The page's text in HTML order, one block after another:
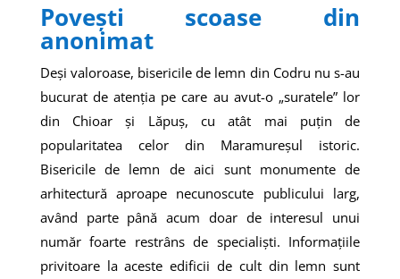
Povești scoase din
anonimat
Deși valoroase, bisericile de lemn din Codru nu s-au
bucurat de atenția pe care au avut-o „suratele” lor
din Chioar și Lăpuș, cu atât mai puțin de
popularitatea celor din Maramureșul istoric.
Bisericile de lemn de aici sunt monumente de
arhitectură aproape necunoscute publicului larg,
având parte până acum doar de interesul unui
număr foarte restrâns de specialiști. Informațiile
privitoare la aceste edificii de cult din lemn sunt